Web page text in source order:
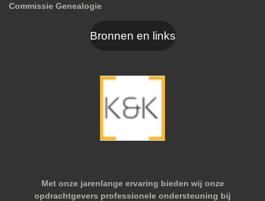
Commissie Genealogie
Bronnen en links
Met onze jarenlange ervaring bieden wij onze
opdrachtgevers professionele ondersteuning bij